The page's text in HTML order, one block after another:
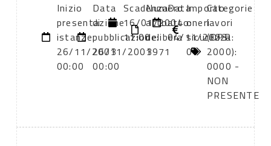
Inizio
presentazione
istanze:
26/11/2003
00:00
Data
di
pubblicazione:
26/11/2003
00:00
Scadenza:
16/01/2004
11:00
Numero
atto:
delibera
1971
Data
atto:
04/11/2003
Importo
oneri
sicurezza:
0
Categorie
lavori
(DPR
2000):
0000 -
NON
PRESENTE